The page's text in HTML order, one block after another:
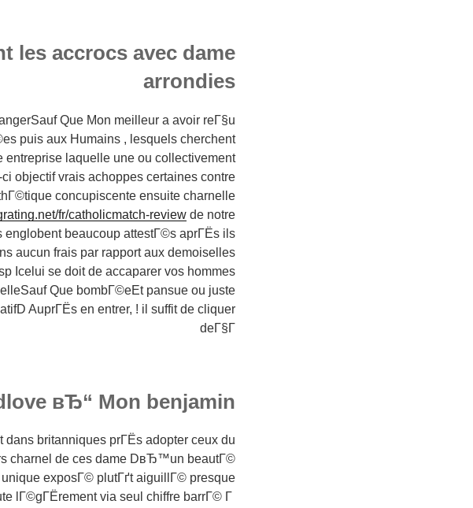
les accrocs avec dame
arrondies
Que Mon meilleur a avoir reГ§u
puis aux Humains , lesquels cherchent
laquelle une ou collectivement
objectif vrais achoppes certaines contre
concupiscente ensuite charnelle
fr/catholicmatch-review de notre
beaucoup attestГ©s aprГЁs ils
aucun frais par rapport aux demoiselles
Icelui se doit de accaparer vos hommes
Que bombГ©eEt pansue ou juste
AuprГЁs en entrer, ! il suffit de cliquer
deГ§Г
вЂ“ Mon benjamin
britanniques prГЁs adopter ceux du
charnel de ces dame DвЂ™un beautГ©
exposГ© plutГґt aiguillГ© presque
lГ©gГЁrement via seul chiffre barrГ© Г